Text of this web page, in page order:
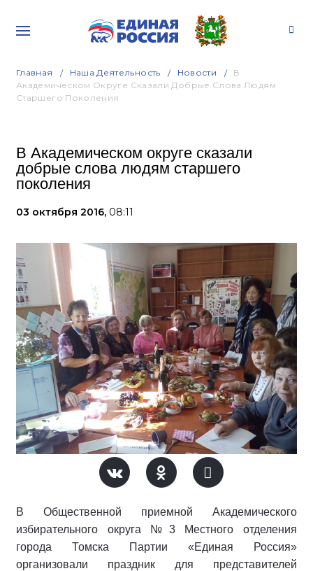
Главная Наша Деятельность Новости
В
Академическом Округе Сказали Добрые Слова Людям
Старшего Поколения
В Академическом округе сказали
добрые слова людям старшего
поколения
03 октября 2016, 08:11
В Общественной приемной Академического
избирательного округа №3 Местного отделения
города Томска Партии «Единая Россия»
организовали праздник для представителей